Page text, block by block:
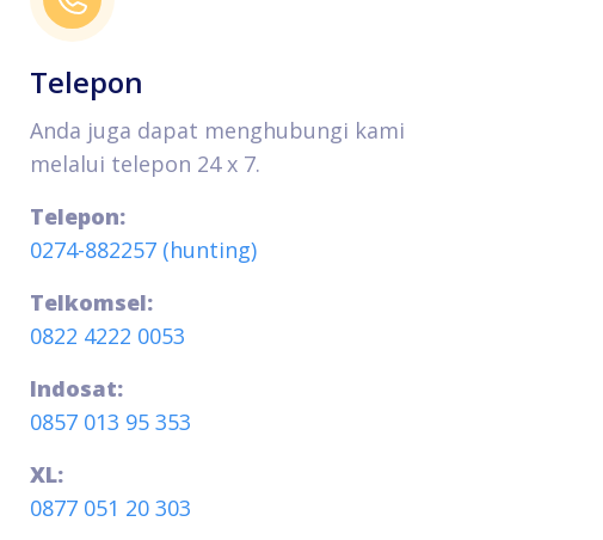
Telepon
Anda juga dapat menghubungi kami
melalui telepon 24 x 7.
Telepon:
0274-882257 (hunting)
Telkomsel:
0822 4222 0053
Indosat:
0857 013 95 353
XL:
0877 051 20 303